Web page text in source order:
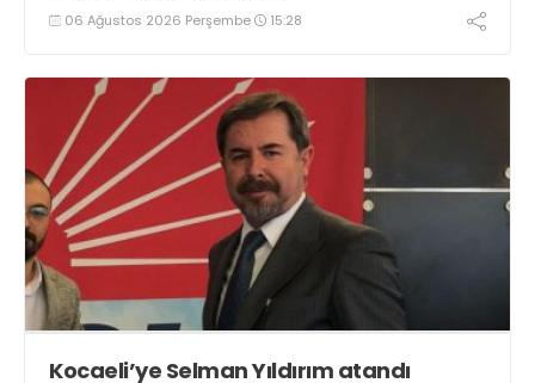
06 Ağustos 2026 Perşembe 15:28
Kocaeli’ye Selman Yıldırım atandı